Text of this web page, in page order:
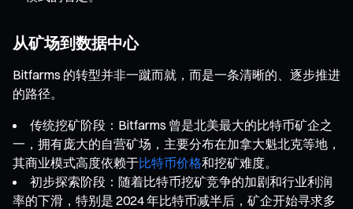
从矿场到数据中心
Bitfarms 的转型并非一蹴而就，而是一条清晰的、逐步推进
的路径。
传统挖矿阶段：Bitfarms 曾是北美最大的比特币矿企之
一，拥有庞大的自营矿场，主要分布在加拿大魁北克等地，
其商业模式高度依赖于比特币价格和挖矿难度。
初步探索阶段：随着比特币挖矿竞争的加剧和行业利润
率的下滑，特别是 2024 年比特币减半后，矿企开始寻求多